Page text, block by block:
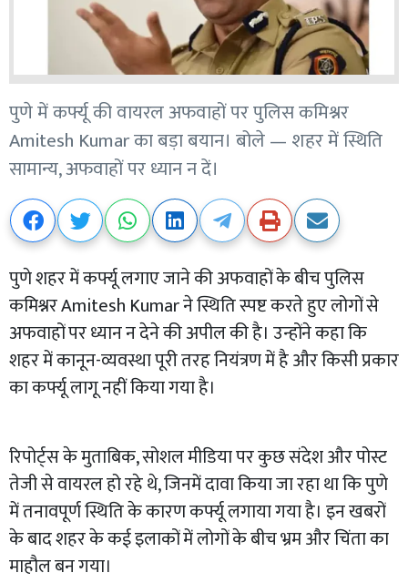
पुणे में कर्फ्यू की वायरल अफवाहों पर पुलिस कमिश्नर
Amitesh Kumar का बड़ा बयान। बोले — शहर में स्थिति
सामान्य, अफवाहों पर ध्यान न दें।
पुणे शहर में कर्फ्यू लगाए जाने की अफवाहों के बीच पुलिस
कमिश्नर Amitesh Kumar ने स्थिति स्पष्ट करते हुए लोगों से
अफवाहों पर ध्यान न देने की अपील की है। उन्होंने कहा कि
शहर में कानून-व्यवस्था पूरी तरह नियंत्रण में है और किसी प्रकार
का कर्फ्यू लागू नहीं किया गया है।
रिपोर्ट्स के मुताबिक, सोशल मीडिया पर कुछ संदेश और पोस्ट
तेजी से वायरल हो रहे थे, जिनमें दावा किया जा रहा था कि पुणे
में तनावपूर्ण स्थिति के कारण कर्फ्यू लगाया गया है। इन खबरों
के बाद शहर के कई इलाकों में लोगों के बीच भ्रम और चिंता का
माहौल बन गया।